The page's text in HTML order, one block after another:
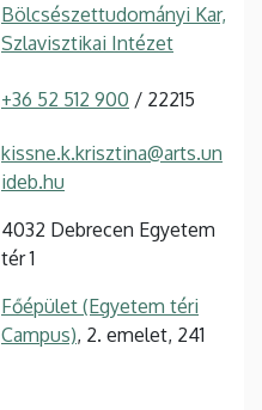
Bölcsészettudományi Kar,
Szlavisztikai Intézet
+36 52 512 900 / 22215
kissne.k.krisztina@arts.un
ideb.hu
4032 Debrecen Egyetem
tér 1
Főépület (Egyetem téri
Campus), 2. emelet, 241